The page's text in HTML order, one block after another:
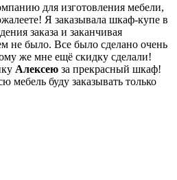
для изготовления мебели,
Я заказывала шкаф-купе в
заказа и заканчивая
не было. Все было сделано очень
же мне ещё скидку сделали!
Алексею за прекрасный шкаф!
мебель буду заказывать только